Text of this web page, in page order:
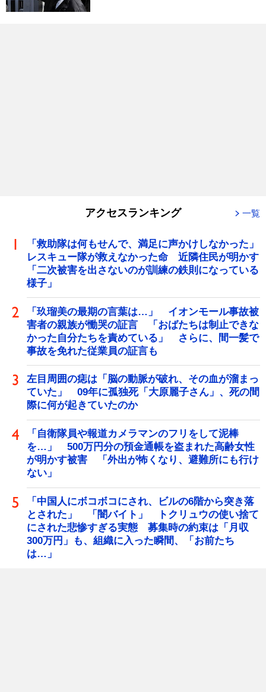
アクセスランキング 一覧
「救助隊は何もせんで、満足に声かけしなかった」
レスキュー隊が救えなかった命 近隣住民が明かす
「二次被害を出さないのが訓練の鉄則になっている
様子」
「玖瑠美の最期の言葉は…」 イオンモール事故被
害者の親族が慟哭の証言 「おばたちは制止できな
かった自分たちを責めている」 さらに、間一髪で
事故を免れた従業員の証言も
左目周囲の痣は「脳の動脈が破れ、その血が溜まっ
ていた」 09年に孤独死「大原麗子さん」、死の間
際に何が起きていたのか
「自衛隊員や報道カメラマンのフリをして泥棒
を…」 500万円分の預金通帳を盗まれた高齢女性
が明かす被害 「外出が怖くなり、避難所にも行け
ない」
「中国人にボコボコにされ、ビルの6階から突き落
とされた」 「闇バイト」 トクリュウの使い捨て
にされた悲惨すぎる実態 募集時の約束は「月収
300万円」も、組織に入った瞬間、「お前たち
は…」